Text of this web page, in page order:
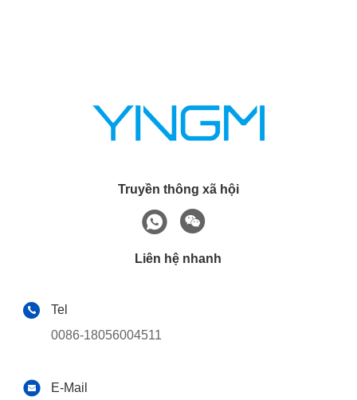
Truyền thông xã hội
Liên hệ nhanh
Tel
0086-18056004511
E-Mail